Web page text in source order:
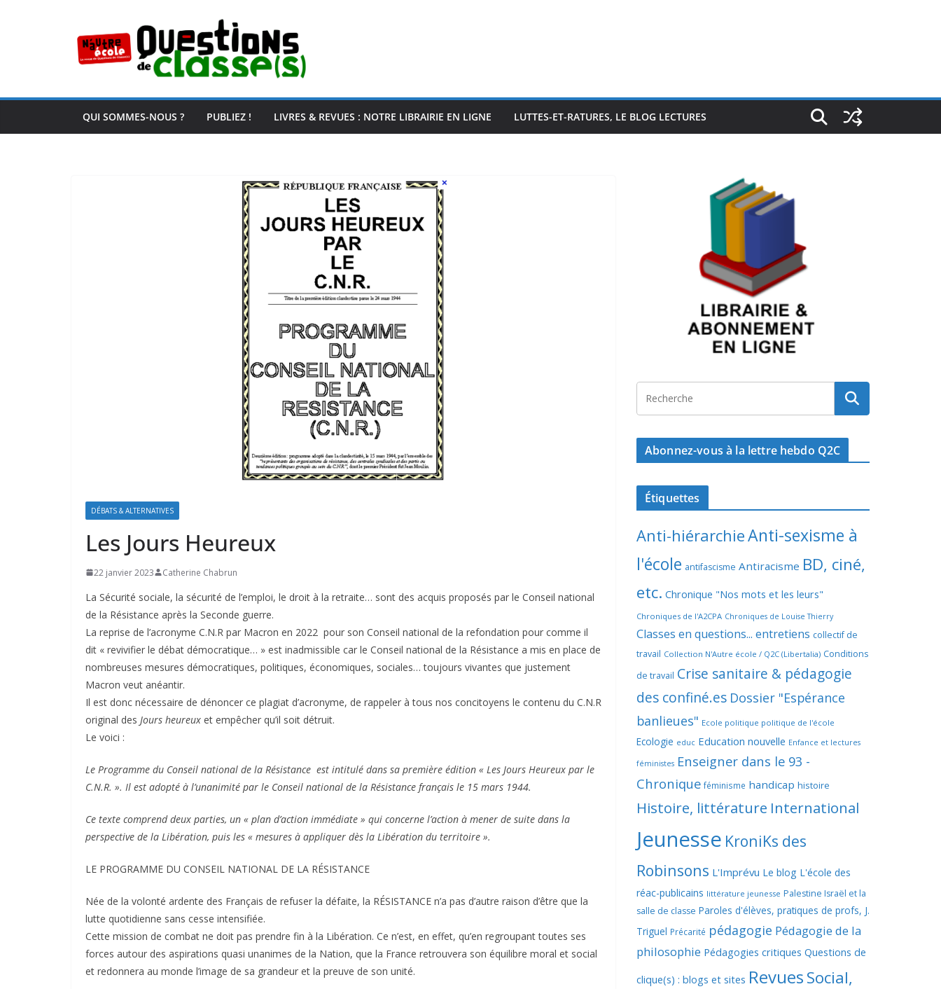
QUI SOMMES-NOUS ? PUBLIEZ ! LIVRES & REVUES : NOTRE LIBRAIRIE EN LIGNE LUTTES-ET-RATURES, LE BLOG LECTURES
DÉBATS & ALTERNATIVES
Les Jours Heureux
22 janvier 2023 Catherine Chabrun
La Sécurité sociale, la sécurité de l’emploi, le droit à la retraite… sont des acquis proposés par le Conseil national
de la Résistance après la Seconde guerre.
La reprise de l’acronyme C.N.R par Macron en 2022 pour son Conseil national de la refondation pour comme il
dit « revivifier le débat démocratique… » est inadmissible car le Conseil national de la Résistance a mis en place de
nombreuses mesures démocratiques, politiques, économiques, sociales… toujours vivantes que justement
Macron veut anéantir.
Il est donc nécessaire de dénoncer ce plagiat d’acronyme, de rappeler à tous nos concitoyens le contenu du C.N.R
original des Jours heureux et empêcher qu’il soit détruit.
Le voici :
Le Programme du Conseil national de la Résistance est intitulé dans sa première édition « Les Jours Heureux par le
C.N.R. ». Il est adopté à l’unanimité par le Conseil national de la Résistance français le 15 mars 1944.
Ce texte comprend deux parties, un « plan d’action immédiate » qui concerne l’action à mener de suite dans la
perspective de la Libération, puis les « mesures à appliquer dès la Libération du territoire ».
LE PROGRAMME DU CONSEIL NATIONAL DE LA RÉSISTANCE
Née de la volonté ardente des Français de refuser la défaite, la RÉSISTANCE n’a pas d’autre raison d’être que la
lutte quotidienne sans cesse intensifiée.
Cette mission de combat ne doit pas prendre fin à la Libération. Ce n’est, en effet, qu’en regroupant toutes ses
forces autour des aspirations quasi unanimes de la Nation, que la France retrouvera son équilibre moral et social
et redonnera au monde l’image de sa grandeur et la preuve de son unité.
Abonnez-vous à la lettre hebdo Q2C
Étiquettes
Anti-hiérarchieAnti-sexisme à
l'école antifascisme Antiracisme BD, ciné,
etc. Chronique "Nos mots et les leurs"
Chroniques de l'A2CPA Chroniques de Louise Thierry
Classes en questions... entretiens collectif de
travail Collection N'Autre école / Q2C (Libertalia) Conditions
de travail Crise sanitaire & pédagogie
des confiné.es Dossier "Espérance
banlieues" Ecole politique politique de l'école
Ecologie educ Education nouvelle Enfance et lectures
féministes Enseigner dans le 93 -
Chronique féminisme handicap histoire
Histoire, littérature International
Jeunesse KroniKs des
Robinsons L'Imprévu Le blog L'école des
réac-publicains littérature jeunesse Palestine Israël et la
salle de classe Paroles d'élèves, pratiques de profs, J.
Triguel Précarité pédagogie Pédagogie de la
philosophie Pédagogies critiques Questions de
clique(s) : blogs et sites RevuesSocial,